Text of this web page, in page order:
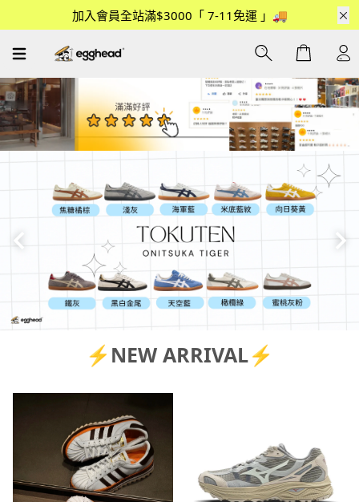
加入會員全站滿$3000「 7-11免運 」🚚
Cart
⚡NEW ARRIVAL⚡
包包掛飾💕 🍎HELLOKITTY 韓國限定